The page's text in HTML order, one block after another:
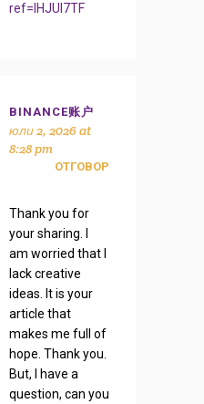
ref=IHJUI7TF
BINANCE账户
юли 2, 2026 at
8:28 pm
ОТГОВОР
Thank you for
your sharing. I
am worried that I
lack creative
ideas. It is your
article that
makes me full of
hope. Thank you.
But, I have a
question, can you